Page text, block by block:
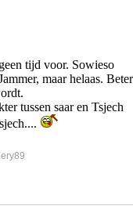
tijd voor. Sowieso
maar helaas. Beter
tussen saar en Tsjech